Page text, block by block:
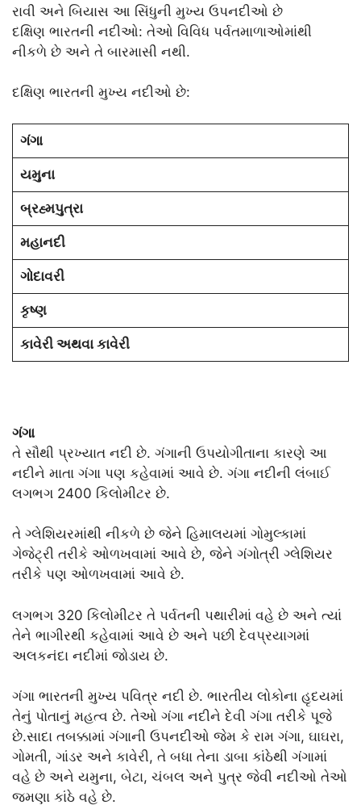
રાવી અને બિયાસ આ સિંધુની મુખ્ય ઉપનદીઓ છે
દક્ષિણ ભારતની નદીઓ: તેઓ વિવિધ પર્વતમાળાઓમાંથી
નીકળે છે અને તે બારમાસી નથી.
દક્ષિણ ભારતની મુખ્ય નદીઓ છે:
ગંગા
યમુના
બ્રહ્મપુત્રા
મહાનદી
ગોદાવરી
કૃષ્ણ
કાવેરી અથવા કાવેરી
ગંગા
તે સૌથી પ્રખ્યાત નદી છે. ગંગાની ઉપયોગીતાના કારણે આ
નદીને માતા ગંગા પણ કહેવામાં આવે છે. ગંગા નદીની લંબાઈ
લગભગ 2400 કિલોમીટર છે.
તે ગ્લેશિયરમાંથી નીકળે છે જેને હિમાલયમાં ગોમુલ્કામાં
ગેજેટ્રી તરીકે ઓળખવામાં આવે છે, જેને ગંગોત્રી ગ્લેશિયર
તરીકે પણ ઓળખવામાં આવે છે.
લગભગ 320 કિલોમીટર તે પર્વતની પથારીમાં વહે છે અને ત્યાં
તેને ભાગીરથી કહેવામાં આવે છે અને પછી દેવપ્રયાગમાં
અલકનંદા નદીમાં જોડાય છે.
ગંગા ભારતની મુખ્ય પવિત્ર નદી છે. ભારતીય લોકોના હૃદયમાં
તેનું પોતાનું મહત્વ છે. તેઓ ગંગા નદીને દેવી ગંગા તરીકે પૂજે
છે.સાદા તબક્કામાં ગંગાની ઉપનદીઓ જેમ કે રામ ગંગા, ઘાઘરા,
ગોમતી, ​​ગાંડર અને કાવેરી, તે બધા તેના ડાબા કાંઠેથી ગંગામાં
વહે છે અને યમુના, બેટા, ચંબલ અને પુત્ર જેવી નદીઓ તેઓ
જમણા કાંઠે વહે છે.